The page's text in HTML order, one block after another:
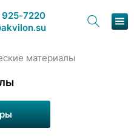
7220
материалы